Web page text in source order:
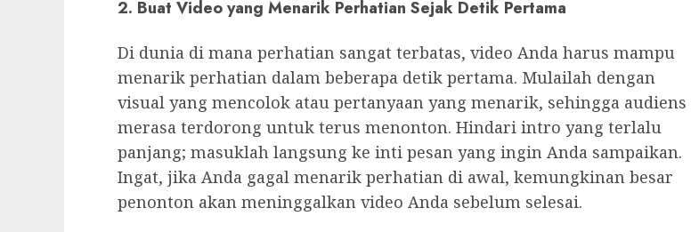
2. Buat Video yang Menarik Perhatian Sejak Detik Pertama
Di dunia di mana perhatian sangat terbatas, video Anda harus mampu
menarik perhatian dalam beberapa detik pertama. Mulailah dengan
visual yang mencolok atau pertanyaan yang menarik, sehingga audiens
merasa terdorong untuk terus menonton. Hindari intro yang terlalu
panjang; masuklah langsung ke inti pesan yang ingin Anda sampaikan.
Ingat, jika Anda gagal menarik perhatian di awal, kemungkinan besar
penonton akan meninggalkan video Anda sebelum selesai.